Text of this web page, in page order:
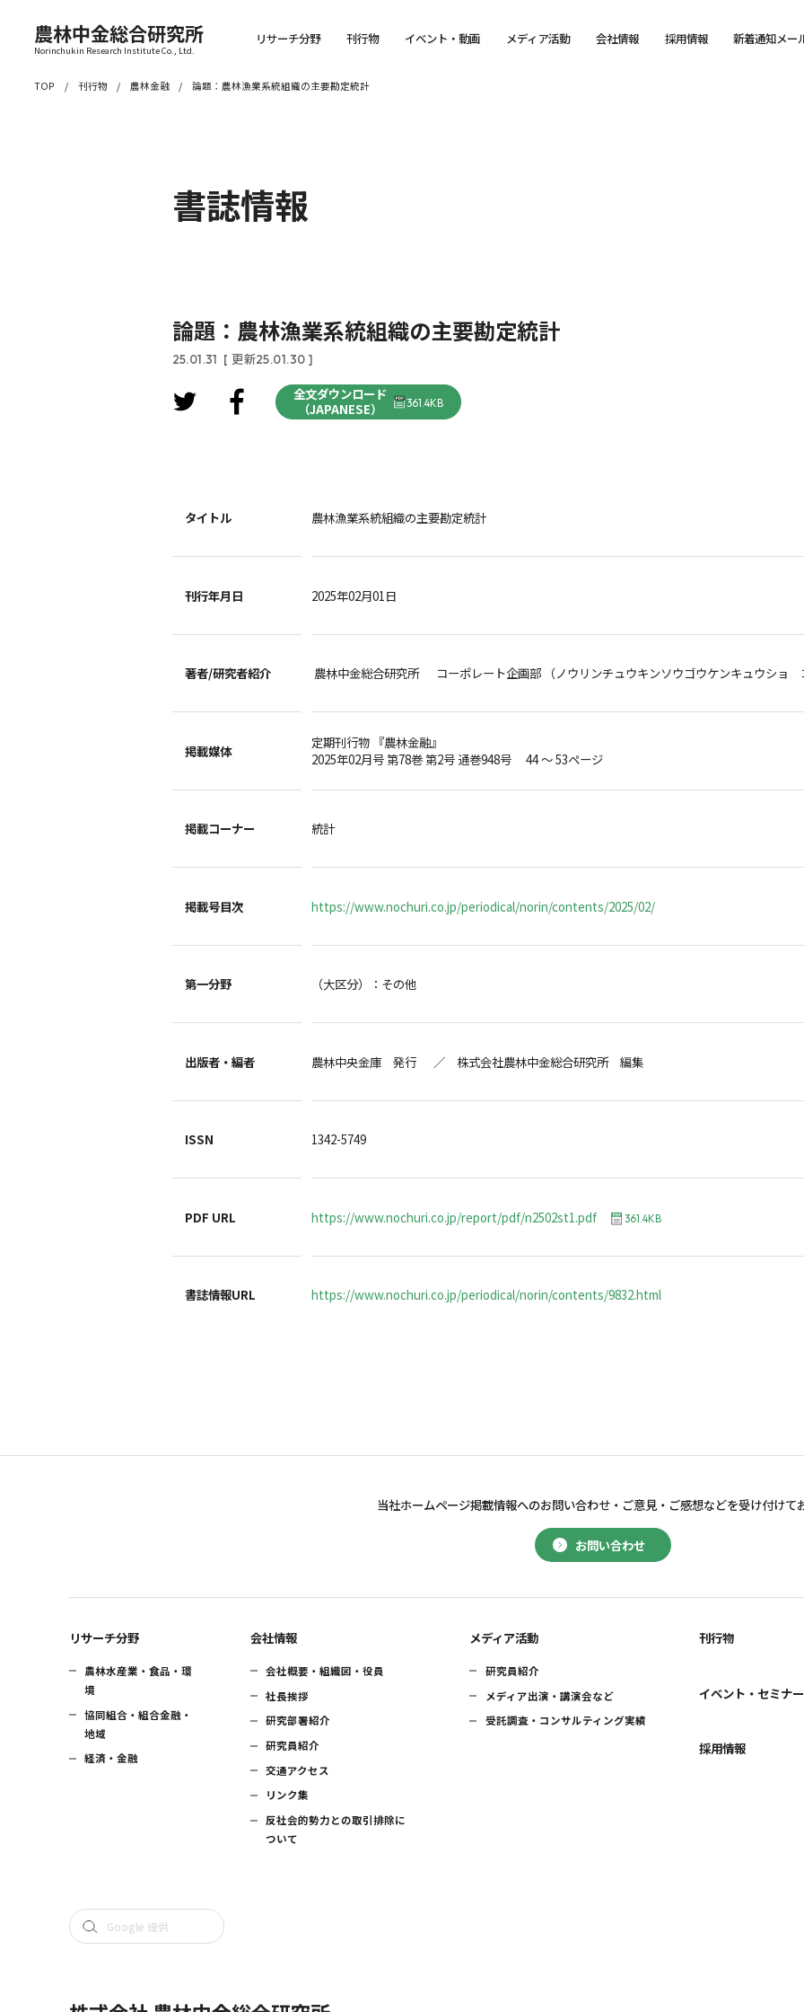
農林中金総合研究所
Norinchukin Research Institute Co., Ltd.
リサーチ分野 刊行物 イベント・動画 メディア活動 会社情報 採用情報 新着通知メー
TOP 刊行物 農林金融 論題：農林漁業系統組織の主要勘定統計
書誌情報
論題：農林漁業系統組織の主要勘定統計
25.01.31 [ 更新25.01.30 ]
全文ダウンロード
（JAPANESE）
361.4KB
タイトル 農林漁業系統組織の主要勘定統計
刊行年月日 2025年02月01日
著者/研究者紹介 農林中金総合研究所 コーポレート企画部 （ノウリンチュウキンソウゴウケンキュウショ
掲載媒体
定期刊行物 『農林金融』
2025年02月号 第78巻 第2号 通巻948号 44 ～ 53ページ
掲載コーナー 統計
掲載号目次 https://www.nochuri.co.jp/periodical/norin/contents/2025/02/
第一分野 （大区分）：その他
出版者・編者 農林中央金庫 発行 ／ 株式会社農林中金総合研究所 編集
ISSN 1342-5749
PDF URL https://www.nochuri.co.jp/report/pdf/n2502st1.pdf 361.4KB
書誌情報URL https://www.nochuri.co.jp/periodical/norin/contents/9832.html
お問い合わせ
当社ホームページ掲載情報へのお問い合わせ・ ご意見・ご感想などを受け付けて
リサーチ分野
農林水産業・食品・環
境
協同組合・組合金融・
地域
経済・金融
会社情報
会社概要・組織図・役員
社長挨拶
研究部署紹介
研究員紹介
交通アクセス
リンク集
反社会的勢力との取引排除に
ついて
メディア活動
研究員紹介
メディア出演・講演会など
受託調査・コンサルティング実績
刊行物
イベント・セミナー
採用情報